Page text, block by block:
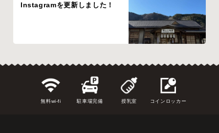
Instagramを更新しました！
無料wi-fi 駐車場完備 授乳室 コインロッカー